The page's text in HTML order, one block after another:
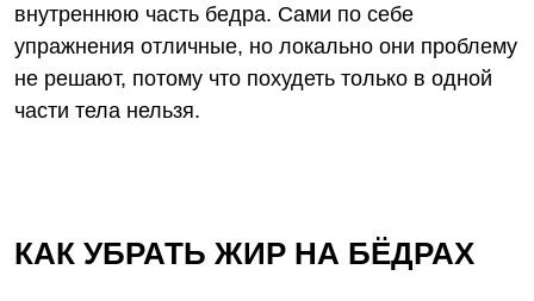
внутреннюю часть бедра. Сами по себе
упражнения отличные, но локально они проблему
не решают, потому что похудеть только в одной
части тела нельзя.
КАК УБРАТЬ ЖИР НА БЁДРАХ